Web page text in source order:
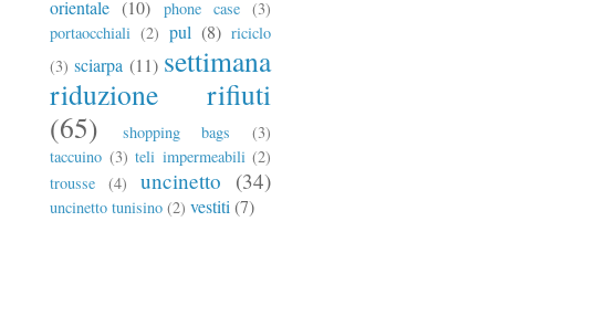
orientale (10) phone case (3)
portaocchiali (2) pul (8) riciclo
(3) sciarpa (11) settimana
riduzione rifiuti
(65)
shopping bags
(3)
taccuino (3) teli impermeabili (2)
trousse
(4) uncinetto (34)
uncinetto tunisino (2) vestiti (7)